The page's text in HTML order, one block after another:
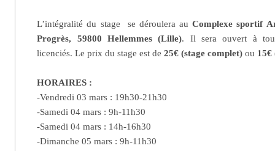
L’intégralité du stage se déroulera auComplexe sportif
Progrès, 59800 Hellemmes (Lille). Il sera ouvert à
licenciés. Le prix du stage est de 25€ (stage complet) ou 15€
HORAIRES :
-Vendredi 03 mars : 19h30-21h30
-Samedi 04 mars : 9h-11h30
-Samedi 04 mars : 14h-16h30
-Dimanche 05 mars : 9h-11h30